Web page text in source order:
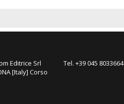
Editrice Srl
[Italy] Corso
Tel. +39 045 8033664